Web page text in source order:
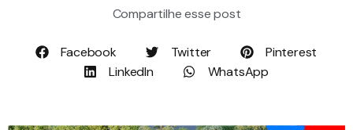
Compartilhe esse post
Facebook Twitter
Pinterest
LinkedIn
WhatsApp